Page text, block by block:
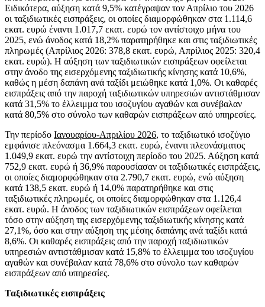
Ειδικότερα, αύξηση κατά 9,5% κατέγραψαν τον Απρίλιο του 2026
οι ταξιδιωτικές εισπράξεις, οι οποίες διαμορφώθηκαν στα 1.114,6
εκατ. ευρώ έναντι 1.017,7 εκατ. ευρώ τον αντίστοιχο μήνα του
2025, ενώ άνοδος κατά 18,2% παρατηρήθηκε και στις ταξιδιωτικές
πληρωμές (Απρίλιος 2026: 378,8 εκατ. ευρώ, Απρίλιος 2025: 320,4
εκατ. ευρώ). Η αύξηση των ταξιδιωτικών εισπράξεων οφείλεται
στην άνοδο της εισερχόμενης ταξιδιωτικής κίνησης κατά 10,6%,
καθώς η μέση δαπάνη ανά ταξίδι μειώθηκε κατά 1,0%. Οι καθαρές
εισπράξεις από την παροχή ταξιδιωτικών υπηρεσιών αντιστάθμισαν
κατά 31,5% το έλλειμμα του ισοζυγίου αγαθών και συνέβαλαν
κατά 80,5% στο σύνολο των καθαρών εισπράξεων από υπηρεσίες.
Την περίοδο Ιανουαρίου-Απριλίου 2026, το ταξιδιωτικό ισοζύγιο
εμφάνισε πλεόνασμα 1.664,3 εκατ. ευρώ, έναντι πλεονάσματος
1.049,9 εκατ. ευρώ την αντίστοιχη περίοδο του 2025. Αύξηση κατά
752,9 εκατ. ευρώ ή 36,9% παρουσίασαν οι ταξιδιωτικές εισπράξεις,
οι οποίες διαμορφώθηκαν στα 2.790,7 εκατ. ευρώ, ενώ αύξηση
κατά 138,5 εκατ. ευρώ ή 14,0% παρατηρήθηκε και στις
ταξιδιωτικές πληρωμές, οι οποίες διαμορφώθηκαν στα 1.126,4
εκατ. ευρώ. Η άνοδος των ταξιδιωτικών εισπράξεων οφείλεται
τόσο στην αύξηση της εισερχόμενης ταξιδιωτικής κίνησης κατά
27,1%, όσο και στην αύξηση της μέσης δαπάνης ανά ταξίδι κατά
8,6%. Οι καθαρές εισπράξεις από την παροχή ταξιδιωτικών
υπηρεσιών αντιστάθμισαν κατά 15,8% το έλλειμμα του ισοζυγίου
αγαθών και συνέβαλαν κατά 78,6% στο σύνολο των καθαρών
εισπράξεων από υπηρεσίες.
Ταξιδιωτικές εισπράξεις